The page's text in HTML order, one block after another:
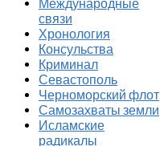
Международные
связи
Хронология
Консульства
Криминал
Севастополь
Черноморский флот
Самозахваты земли
Исламские
радикалы